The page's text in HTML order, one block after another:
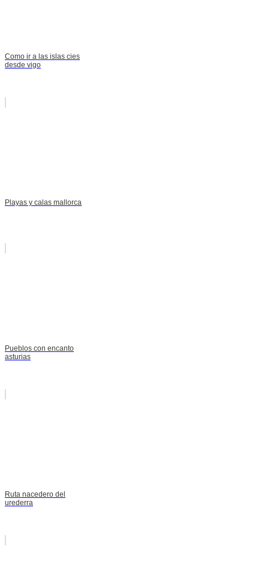
Como ir a las islas cies
desde vigo
Playas y calas mallorca
Pueblos con encanto
asturias
Ruta nacedero del
urederra